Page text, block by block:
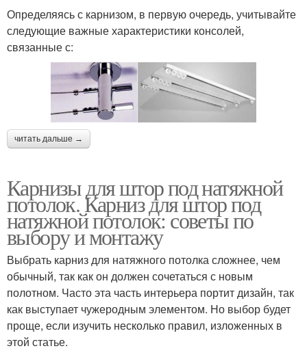
Определяясь с карнизом, в первую очередь, учитывайте
следующие важные характеристики консолей,
связанные с:
читать дальше →
Карнизы для штор под натяжной
потолок. Карниз для штор под
натяжной потолок: советы по
выбору и монтажу
Выбрать карниз для натяжного потолка сложнее, чем
обычный, так как он должен сочетаться с новым
полотном. Часто эта часть интерьера портит дизайн, так
как выступает чужеродным элементом. Но выбор будет
проще, если изучить несколько правил, изложенных в
этой статье.